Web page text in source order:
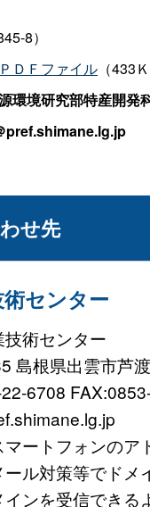
8）
ＰＤＦファイル （433
環境研究部特産開発
pref.shimane.lg.jp
せ先
センター
術センター
島根県出雲市芦
6708
マートフォンのア
対策等でドメイ
ンを受信できる